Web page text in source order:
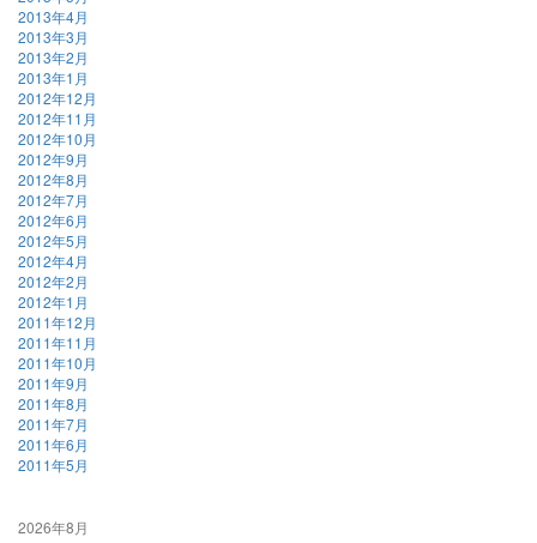
2013年4月
2013年3月
2013年2月
2013年1月
2012年12月
2012年11月
2012年10月
2012年9月
2012年8月
2012年7月
2012年6月
2012年5月
2012年4月
2012年2月
2012年1月
2011年12月
2011年11月
2011年10月
2011年9月
2011年8月
2011年7月
2011年6月
2011年5月
2026年8月